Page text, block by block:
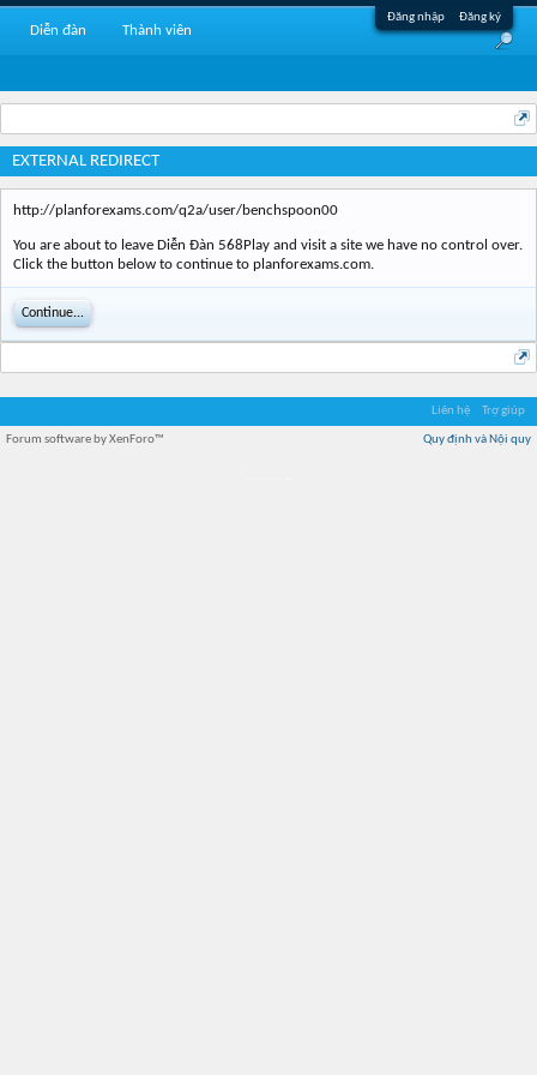
Đăng nhập Đăng ký
EXTERNAL REDIRECT
http://planforexams.com/q2a/user/benchspoon00
You are about to leave Diễn Đàn 568Play and visit a site we have no control over.
Click the button below to continue to planforexams.com.
Continue...
Diễn đàn Thành viên
Liên hệ Trợ giúp
Quy định và Nội quy
Forum software by XenForo™